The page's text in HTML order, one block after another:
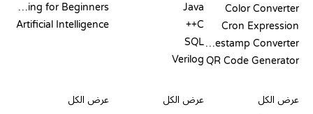
Color Converter
Cron Expression
Timestamp Converter
QR Code Generator
Java
C++
SQL
Verilog
Coding for Beginners
Artificial Intelligence
عرض الكل
عرض الكل عرض الكل